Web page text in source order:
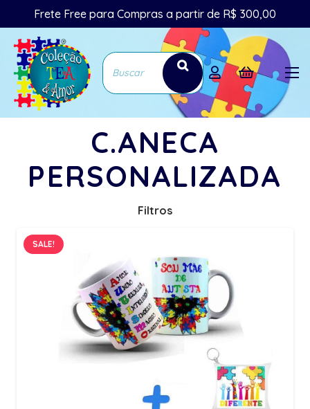
Frete Free para Compras a partir de R$ 300,00
C.ANECA
PERSONALIZADA
Filtros
SALE!